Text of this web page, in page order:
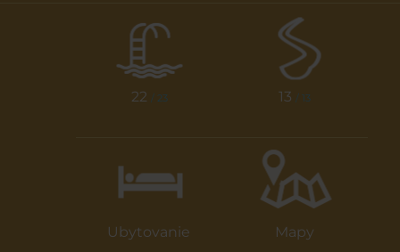
22 / 23 13 / 13
Ubytovanie Mapy